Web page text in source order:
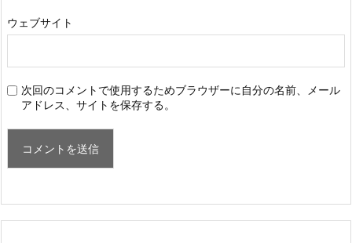
ウェブサイト
次回のコメントで使用するためブラウザーに自分の名前、メール
アドレス、サイトを保存する。